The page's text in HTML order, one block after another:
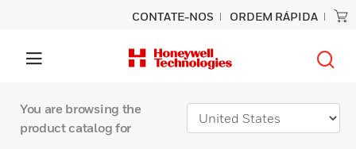
CONTATE-NOS ORDEM RÁPIDA
You are browsing the
product catalog for